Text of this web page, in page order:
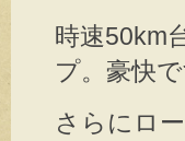
時速50km
プ。豪快で
さらにロ